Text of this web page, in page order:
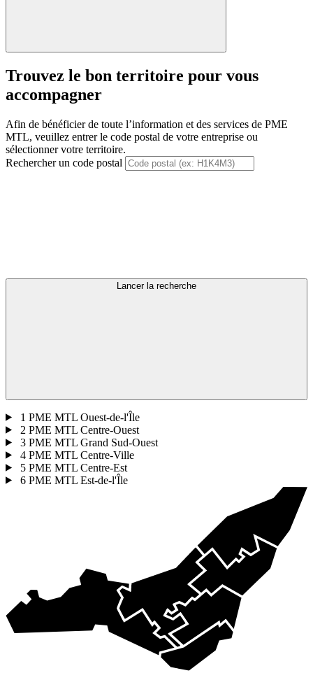
Trouvez le bon territoire pour vous
accompagner
Afin de bénéficier de toute l’information et des services de PME
MTL, veuillez entrer le code postal de votre entreprise ou
sélectionner votre territoire.
Rechercher un code postal
Lancer la recherche
1 PME MTL Ouest-de-l'Île
2 PME MTL Centre-Ouest
3 PME MTL Grand Sud-Ouest
4 PME MTL Centre-Ville
5 PME MTL Centre-Est
6 PME MTL Est-de-l'Île